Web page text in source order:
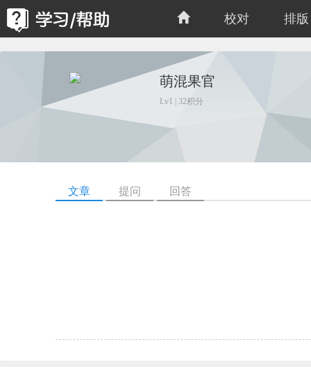
校对 排版
萌混果官
Lv1 | 32积分
文章 提问 回答